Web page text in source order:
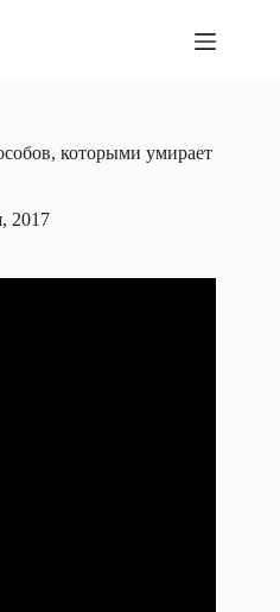
которыми умирает
2017